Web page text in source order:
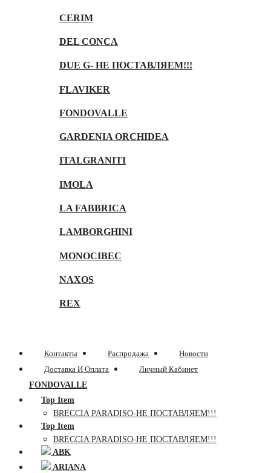
CERIM
DEL CONCA
DUE G- НЕ ПОСТАВЛЯЕМ!!!
FLAVIKER
FONDOVALLE
GARDENIA ORCHIDEA
ITALGRANITI
IMOLA
LA FABBRICA
LAMBORGHINI
MONOCIBEC
NAXOS
REX
Контакты Распродажа
Новости
Доставка И Оплата
Личный Кабинет
FONDOVALLE
Top Item
BRECCIA PARADISO-НЕ ПОСТАВЛЯЕМ!!!
Top Item
BRECCIA PARADISO-НЕ ПОСТАВЛЯЕМ!!!
ABK
ARIANA